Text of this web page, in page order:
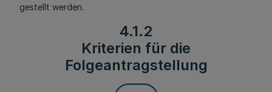
gestellt werden.
4.1.2
Kriterien für die
Folgeantragstellung